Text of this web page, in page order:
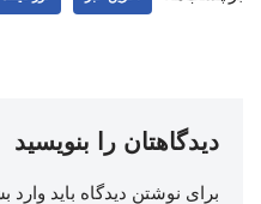
دیدگاهتان را بنویسید
برای نوشتن دیدگاه باید وارد